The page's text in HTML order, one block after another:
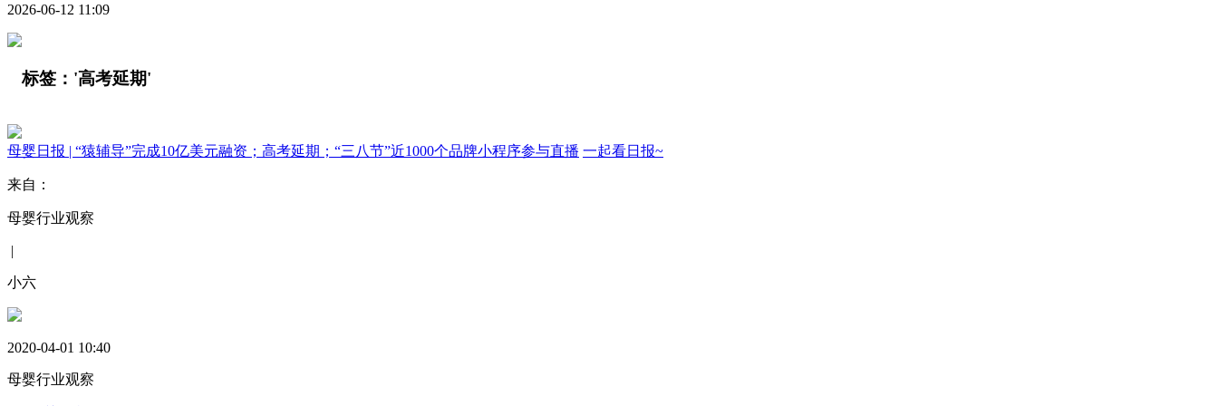
2026-06-12 11:09
标签： '高考延期'
母婴日报 | “猿辅导”完成10亿美元融资；高考延期；“三八节”近1000个品牌小程序参与直播 一起看日报~
来自：
母婴行业观察
|
小六
2020-04-01 10:40
母婴行业观察